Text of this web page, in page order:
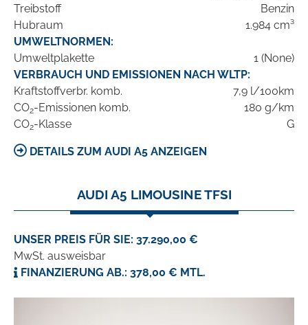
Treibstoff
Benzin
Hubraum
1.984 cm³
UMWELTNORMEN:
Umweltplakette
1 (None)
VERBRAUCH UND EMISSIONEN NACH WLTP:
Kraftstoffverbr. komb.
7,9 l/100km
CO2-Emissionen komb.
180 g/km
CO2-Klasse G
DETAILS ZUM AUDI A5 ANZEIGEN
AUDI A5 LIMOUSINE TFSI
UNSER PREIS FÜR SIE: 37.290,00 €
MwSt. ausweisbar
FINANZIERUNG AB.: 378,00 € MTL.